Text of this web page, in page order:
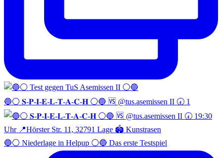
🔵⚪️ 𝐒-𝐏-𝐈-𝐄-𝐋-𝐓-𝐀-𝐂-𝐇 ⚪️🔵 🆚 @tus.asemissen II 🕢 1
🔵⚪️ Niederlage in Helpup ⚪️🔵 Das erste Testspiel